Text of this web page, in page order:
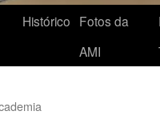
Histórico Fotos da
AMI